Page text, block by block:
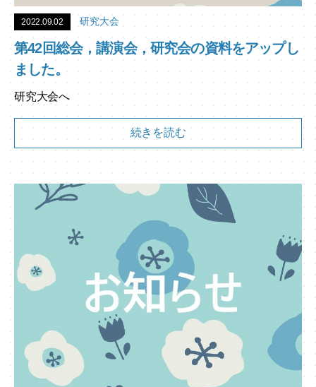
2022.09.02 研究大会
第42回総会，講演会，研究会の資料をアップし
ました。
研究大会へ
続きを読む